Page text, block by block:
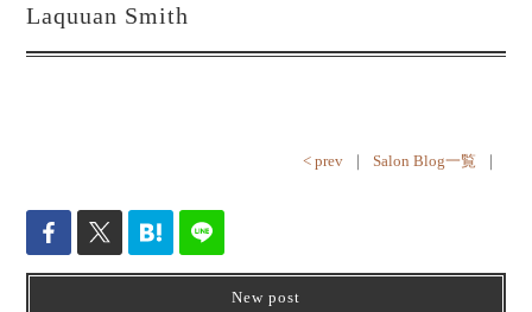
Laquuan Smith
< prev｜ Salon Blog一覧 ｜
New post